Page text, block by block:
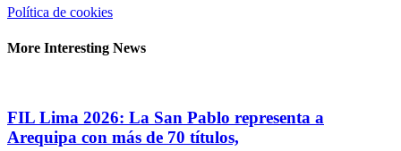
Política de cookies
More Interesting News
FIL Lima 2026: La San Pablo representa a
Arequipa con más de 70 títulos,